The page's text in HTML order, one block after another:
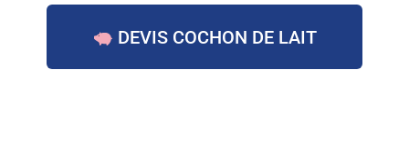
DEVIS COCHON DE LAIT